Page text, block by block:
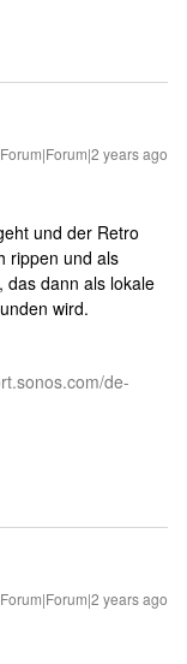
Forum|Forum|2 years ago
und der Retro
rippen und als
das dann als lokale
wird.
de-
Forum|Forum|2 years ago